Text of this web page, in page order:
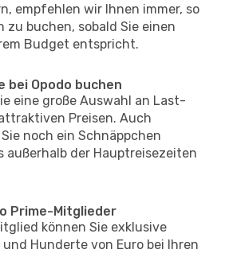
empfehlen wir Ihnen immer, so
zu buchen, sobald Sie einen
Budget entspricht.
bei Opodo buchen
eine große Auswahl an Last-
Preisen. Auch
noch ein Schnäppchen
außerhalb der Hauptreisezeiten
Prime-Mitglieder
können Sie exklusive
Hunderte von Euro bei Ihren